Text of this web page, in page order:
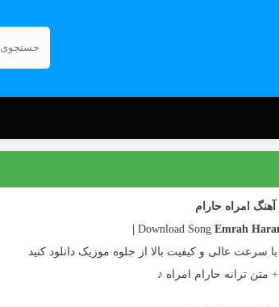
آهنگ امراه حارام
Emrah
با سرعت عالی و کیفیت بالا از جلوه موزیک دانلود کنید
متن ترانه حارام امراه ♪